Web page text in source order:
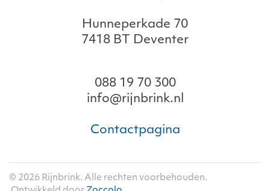
Hunneperkade 70
7418 BT Deventer
088 19 70 300
info@rijnbrink.nl
Contactpagina
© 2026 Rijnbrink. Alle rechten voorbehouden.